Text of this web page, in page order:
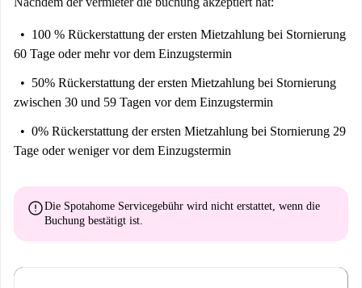
100 % Rückerstattung der ersten Mietzahlung bei Stornierung
60 Tage oder mehr vor dem Einzugstermin
50% Rückerstattung der ersten Mietzahlung bei Stornierung
zwischen 30 und 59 Tagen vor dem Einzugstermin
0% Rückerstattung der ersten Mietzahlung bei Stornierung 29
Tage oder weniger vor dem Einzugstermin
errorDie Spotahome Servicegebühr wird nicht erstattet , wenn die
Buchung bestätigt ist.